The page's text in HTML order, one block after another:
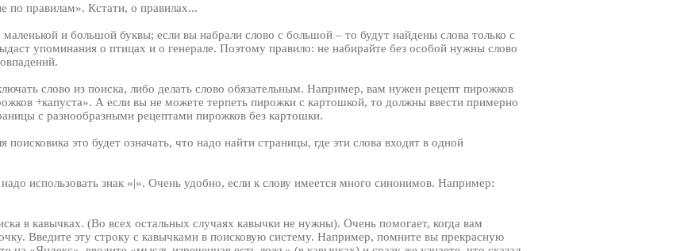
по правилам». Кстати, о правилах...
и большой буквы; если вы набрали слово с большой – то будут найдены слова только с
упоминания о птицах и о генерале. Поэтому правило: не набирайте без особой нужны слово
слово из поиска, либо делать слово обязательным. Например, вам нужен рецепт пирожков
+капуста». А если вы не можете терпеть пирожки с картошкой, то должны ввести примерно
с разнообразными рецептами пирожков без картошки.
это будет означать, что надо найти страницы, где эти слова входят в одной
использовать знак «|». Очень удобно, если к слову имеется много синонимов. Например:
в кавычках. (Во всех остальных случаях кавычки не нужны). Очень помогает, когда вам
Введите эту строку с кавычками в поисковую систему. Например, помните вы прекрасную